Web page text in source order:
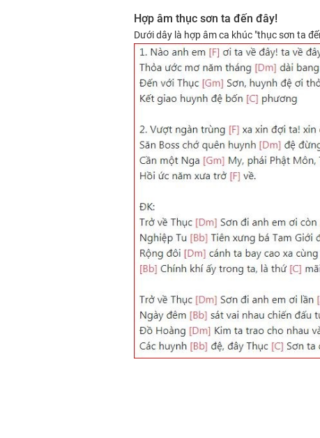
Hợp âm thục sơn ta đến đây!
Dưới dây là hợp âm ca khúc "thục sơn ta